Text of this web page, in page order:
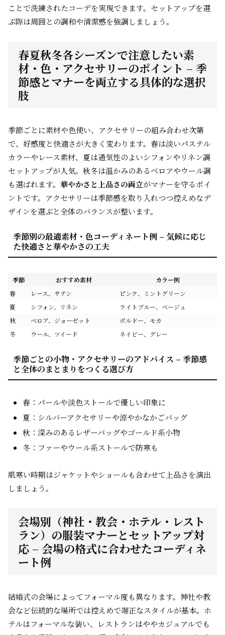
ことで洗練されたコーデを実現できます。セットアップを選
ぶ際は周囲との調和や清潔感を強調しましょう。
春夏秋冬各シーズンで注意したい素
材・色・アクセサリーのポイント – 季
節感とマナーを両立する具体的な選択
肢
季節ごとに素材や色使い、アクセサリーの組み合わせ次第
で、好感度と快適さが大きく変わります。春は淡いパステル
カラーやレース素材、夏は通気性のよいシフォンやリネン調
セットアップが人気。秋冬は温かみのあるベロアやウール調
も選ばれます。 華やかさと上品さの両立がマナーを守るポイ
ントです。アクセサリーは季節感を取り入れつつ控えめなデ
ザインを選ぶと全体のバランスが整います。
季節別の最適素材・色コーディネート例 – 気候に応じ
た快適さと華やかさの工夫
季節 おすすめ素材
カラー例
春
レース、サテン
ピンク、ミントグリーン
夏
シフォン、リネン
ライトブルー、ベージュ
秋
ベロア、ジョーゼット
ボルドー、モカ
冬
ウール、ツイード ネイビー、グレー
季節ごとの小物・アクセサリーのアドバイス – 季節感
と全体のまとまりをつくる選び方
春：パールや淡色ストールで優しい印象に
夏：シルバーアクセサリーや涼やかなかごバッグ
秋：深みのあるレザーバッグやゴールド系小物
冬：ファーやウール系ストールで防寒も
肌寒い時期はジャケットやショールも合わせて上品さを演出
しましょう。
会場別（神社・教会・ホテル・レスト
ラン）の服装マナーとセットアップ対
応 – 会場の格式に合わせたコーディネ
ート例
結婚式の会場によってフォーマル度も異なります。神社や教
会など伝統的な場所では控えめで端正なスタイルが基本。ホ
テルはフォーマルな装い、レストランはややカジュアルでも